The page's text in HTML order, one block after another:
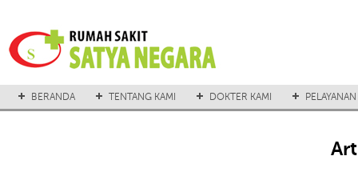
BERANDA TENTANG KAMI DOKTER KAMI PELAYANAN